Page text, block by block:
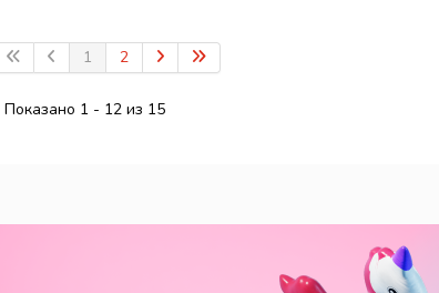
1 2
Показано 1 - 12 из 15